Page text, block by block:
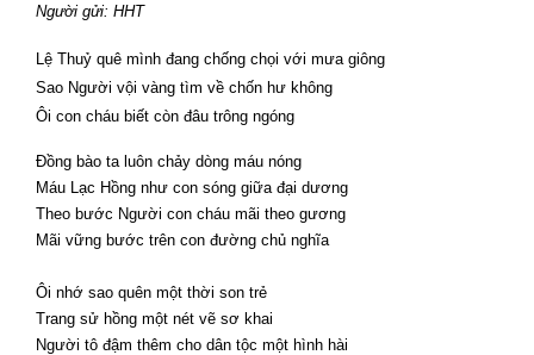
Người gửi: HHT
Lệ Thuỷ quê mình đang chống chọi với mưa giông
Sao Người vội vàng tìm về chốn hư không
Ôi con cháu biết còn đâu trông ngóng
Đồng bào ta luôn chảy dòng máu nóng
Máu Lạc Hồng như con sóng giữa đại dương
Theo bước Người con cháu mãi theo gương
Mãi vững bước trên con đường chủ nghĩa
Ôi nhớ sao quên một thời son trẻ
Trang sử hồng một nét vẽ sơ khai
Người tô đậm thêm cho dân tộc một hình hài